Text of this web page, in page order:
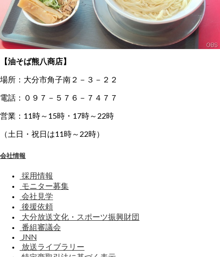
【油そば熊八商店】
場所：大分市角子南２－３－２２
電話：０９７－５７６－７４７７
営業：11時～15時・17時～22時
（土日・祝日は11時～22時）
会社情報
採用情報
モニター募集
会社見学
後援依頼
大分放送文化・スポーツ振興財団
番組審議会
JNN
放送ライブラリー